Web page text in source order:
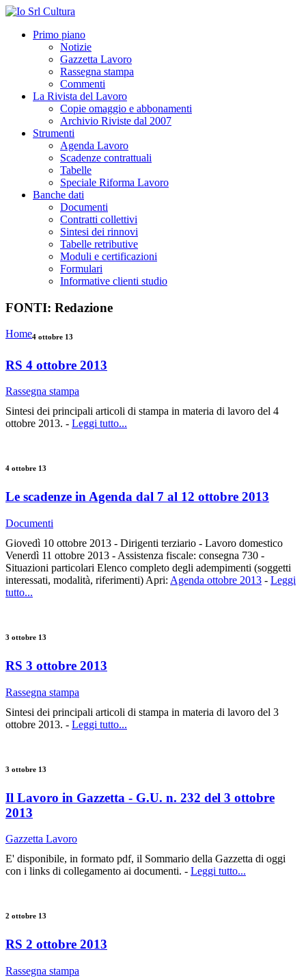
Primo piano
Notizie
Gazzetta Lavoro
Rassegna stampa
Commenti
La Rivista del Lavoro
Copie omaggio e abbonamenti
Archivio Riviste dal 2007
Strumenti
Agenda Lavoro
Scadenze contrattuali
Tabelle
Speciale Riforma Lavoro
Banche dati
Documenti
Contratti collettivi
Sintesi dei rinnovi
Tabelle retributive
Moduli e certificazioni
Formulari
Informative clienti studio
FONTI: Redazione
Home4 ottobre 13
RS 4 ottobre 2013
Rassegna stampa
Sintesi dei principali articoli di stampa in materia di lavoro del 4
ottobre 2013. - Leggi tutto...
4 ottobre 13
Le scadenze in Agenda dal 7 al 12 ottobre 2013
Documenti
Giovedì 10 ottobre 2013 - Dirigenti terziario - Lavoro domestico
Venerdì 11 ottobre 2013 - Assistenza fiscale: consegna 730 -
Situazioni particolari Elenco completo degli adempimenti (soggetti
interessati, modalità, riferimenti) Apri: Agenda ottobre 2013 - Leggi
tutto...
3 ottobre 13
RS 3 ottobre 2013
Rassegna stampa
Sintesi dei principali articoli di stampa in materia di lavoro del 3
ottobre 2013. - Leggi tutto...
3 ottobre 13
Il Lavoro in Gazzetta - G.U. n. 232 del 3 ottobre
2013
Gazzetta Lavoro
E' disponibile, in formato pdf, il Sommario della Gazzetta di oggi
con i links di collegamento ai documenti. - Leggi tutto...
2 ottobre 13
RS 2 ottobre 2013
Rassegna stampa